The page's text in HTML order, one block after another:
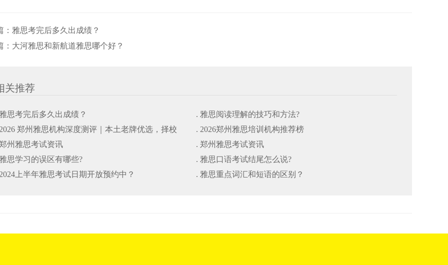
雅思考完后多久出成绩？
大河雅思和新航道雅思哪个好？
关推荐
思考完后多久出成绩？
. 雅思阅读理解的技巧和方法?
郑州雅思机构深度测评｜本土老牌优选，择校
坑干货指南
. 2026郑州雅思培训机构推荐榜
州雅思考试资讯
. 郑州雅思考试资讯
思学习的误区有哪些?
. 雅思口语考试结尾怎么说?
上半年雅思考试日期开放预约中？
. 雅思重点词汇和短语的区别？